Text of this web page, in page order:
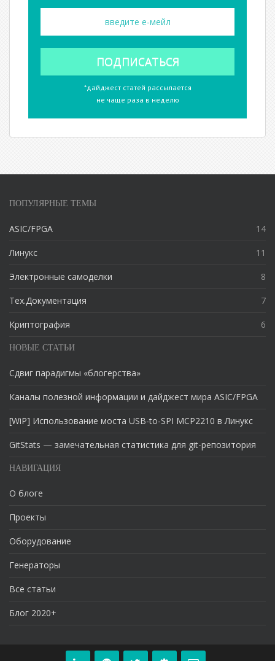
*дайджест статей рассылается
не чаще раза в неделю
ПОПУЛЯРНЫЕ ТЕМЫ
ASIC/FPGA 14
Линукс 11
Электронные самоделки 8
Тех.Документация 7
Криптография 6
НОВЫЕ СТАТЬИ
Сдвиг парадигмы «блогерства»
Каналы полезной информации и дайджест мира ASIC/FPGA
[WiP] Использование моста USB-to-SPI MCP2210 в Линукс
GitStats — замечательная статистика для git-репозитория
НАВИГАЦИЯ
О блоге
Проекты
Оборудование
Генераторы
Все статьи
Блог 2020+